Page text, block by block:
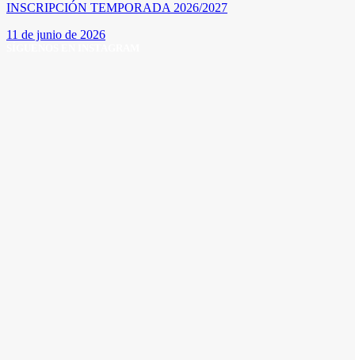
INSCRIPCIÓN TEMPORADA 2026/2027
11 de junio de 2026